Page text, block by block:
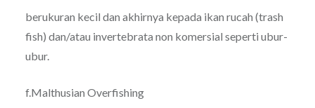
berukuran kecil dan akhirnya kepada ikan rucah (trash
fish) dan/atau invertebrata non komersial seperti ubur-
ubur.
f.Malthusian Overfishing